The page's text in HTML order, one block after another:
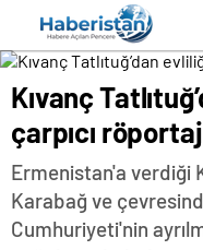
Kıvanç
çarpıcı
Ermenistan'a verdiği
Karabağ ve
Cumhuriyeti'nin